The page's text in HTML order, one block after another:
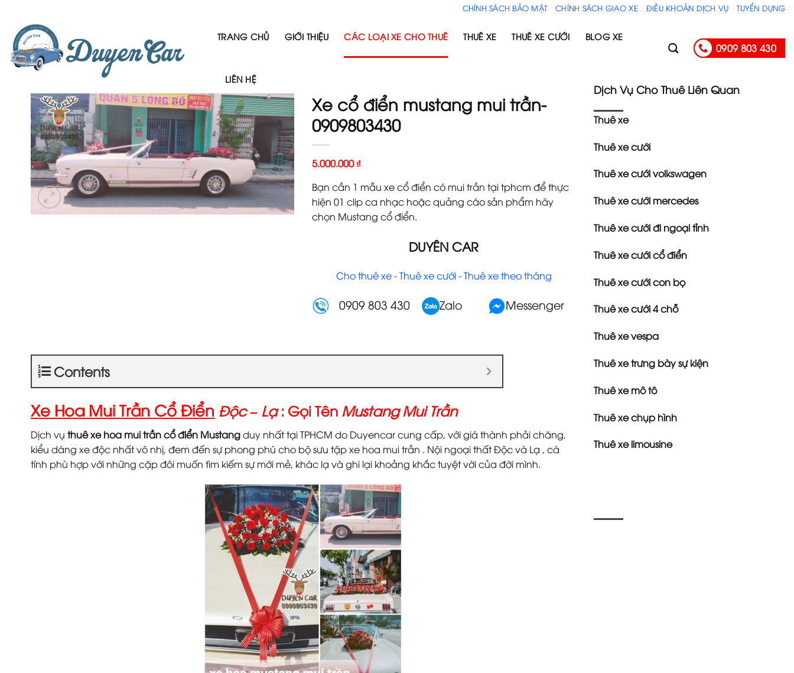
content
CHÍNH SÁCH BẢO MẬT CHÍNH SÁCH GIAO XE ĐIỀU KHOẢN DỊCH VỤ TUYỂN DỤNG
TRANG CHỦ GIỚI THIỆU CÁC LOẠI XE CHO THUÊ THUÊ XE THUÊ XE CƯỚI BLOG XE
LIÊN HỆ
0909 803 430
Xe cổ điển mustang mui trần-
0909803430
5.000.000 ₫
Bạn cần 1 mẫu xe cổ điển có mui trần tại tphcm để thực
hiện 01 clip ca nhạc hoặc quảng cáo sản phẩm hãy
chọn Mustang cổ điển.
DUYÊN CAR
Cho thuê xe - Thuê xe cưới - Thuê xe theo tháng
0909 803 430 Zalo Messenger
Contents
Xe Hoa Mui Trần Cổ Điển Độc – Lạ: Gọi Tên Mustang Mui Trần
Dịch vụ thuê xe hoa mui trần cổ điển Mustangduy nhất tại TPHCM do Duyencar cung cấp, với giá thành phải chăng,
kiểu dáng xe độc nhất vô nhị, đem đến sự phong phú cho bộ sưu tập xe hoa mui trần . Nội ngoại thất Độc và Lạ , cá
tính phù hợp với những cặp đôi muốn tìm kiếm sự mới mẻ, khác lạ và ghi lại khoảng khắc tuyệt vời của đời mình.
Dịch Vụ Cho Thuê Liên Quan
Thuê xe
Thuê xe cưới
Thuê xe cưới volkswagen
Thuê xe cưới mercedes
Thuê xe cưới đi ngoại tỉnh
Thuê xe cưới cổ điển
Thuê xe cưới con bọ
Thuê xe cưới 4 chỗ
Thuê xe vespa
Thuê xe trưng bày sự kiện
Thuê xe mô tô
Thuê xe chụp hình
Thuê xe limousine